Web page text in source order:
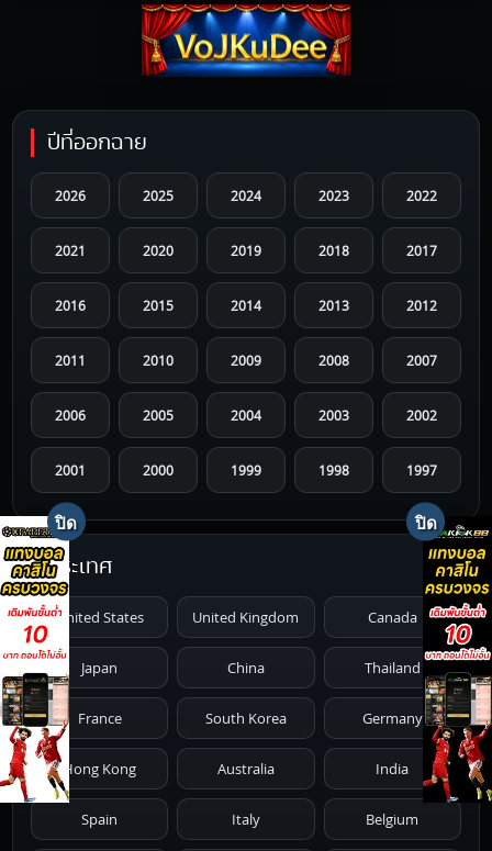
ปีที่ออกฉาย
2026 2025 2024 2023 2022
2021 2020 2019 2018 2017
2016 2015 2014 2013 2012
2011 2010 2009 2008 2007
2006 2005 2004 2003 2002
2001 2000 1999 1998 1997
1996 1995 1994 1993 1992
1991 1987
1986 1985 1984 1983 1982
1981 1980 1979 1978 1977
1976 1975 1974 1973 1972
1971 1970 1969 1968 1967
ประเทศ
United States United Kingdom Canada
Japan China Thailand
France South Korea Germany
Hong Kong Australia India
Spain Italy Belgium